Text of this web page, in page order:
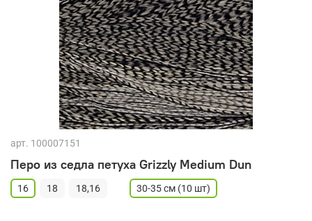
арт. 100007151
Перо из седла петуха Grizzly Medium Dun
16 18 18,16 30-35 см (10 шт)